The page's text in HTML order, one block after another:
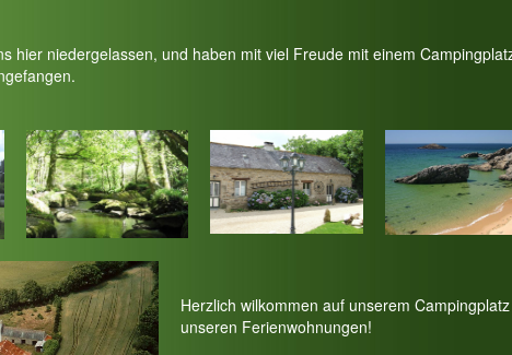
hier niedergelassen, und haben mit viel Freude mit einem
Herzlich wilkommen auf unserem
unseren Ferienwohnungen!